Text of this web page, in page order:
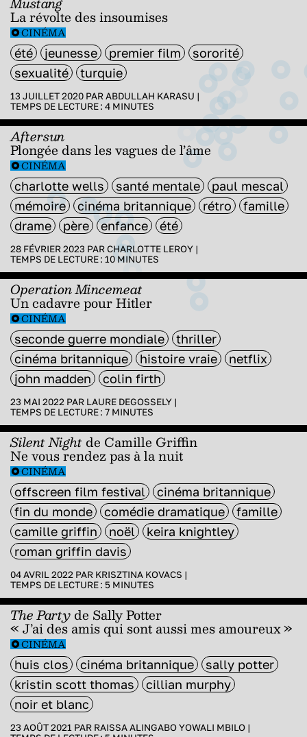
La révolte des insoumises
CINÉMA
été jeunesse premier film
sororité
sexualité
turquie
13 JUILLET 2020 PARABDULLAH KARASU |
TEMPS DE LECTURE : 4 MINUTES
Aftersun
Plongée dans les vagues de l’âme
CINÉMA
charlotte wells santé mentale
paul mescal
mémoire
cinéma britannique rétro
famille
drame
père enfance été
28 FÉVRIER 2023 PARCHARLOTTE LEROY |
TEMPS DE LECTURE : 10 MINUTES
Operation Mincemeat
Un cadavre pour Hitler
CINÉMA
seconde guerre mondiale
thriller
cinéma britannique
histoire vraie
netflix
john madden
colin firth
23 MAI 2022 PAR LAURE DEGOSSELY |
TEMPS DE LECTURE : 7 MINUTES
Silent Night de Camille Griffin
Ne vous rendez pas à la nuit
CINÉMA
offscreen film festival
cinéma britannique
fin du monde
comédie dramatique
famille
camille griffin
noël
keira knightley
roman griffin davis
04 AVRIL 2022 PAR KRISZTINA KOVACS |
TEMPS DE LECTURE : 5 MINUTES
The Partyde Sally Potter
« J’ai des amis qui sont aussi mes amoureux »
CINÉMA
huis clos cinéma britannique
sally potter
kristin scott thomas
cillian murphy
noir et blanc
23 AOÛT 2021 PAR RAISSA ALINGABO YOWALI MBILO |